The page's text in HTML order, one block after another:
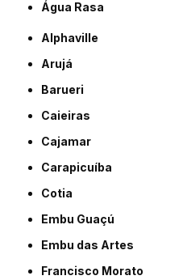
Água Rasa
Alphaville
Arujá
Barueri
Caieiras
Cajamar
Carapicuíba
Cotia
Embu Guaçú
Embu das Artes
Francisco Morato